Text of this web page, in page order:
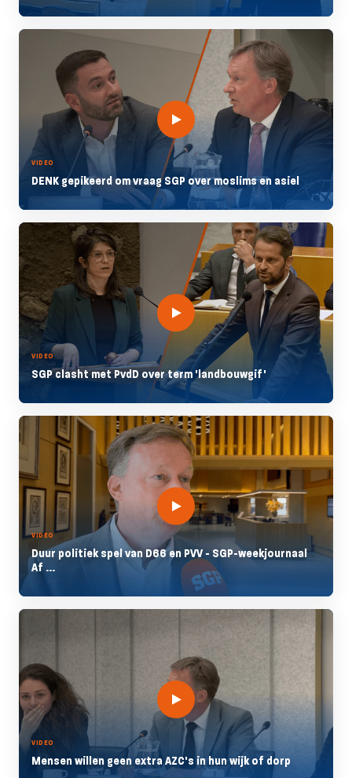
VIDEO
DENK gepikeerd om vraag SGP over moslims en asiel
VIDEO
SGP clasht met PvdD over term 'landbouwgif'
VIDEO
Duur politiek spel van D66 en PVV - SGP-weekjournaal
Af ...
VIDEO
Mensen willen geen extra AZC's in hun wijk of dorp